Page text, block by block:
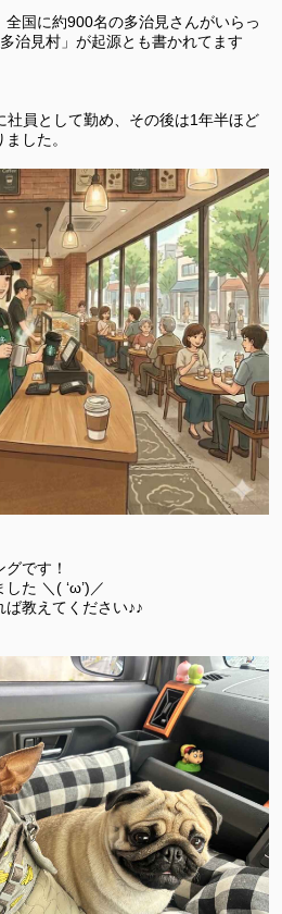
全国に約900名の多治見さんがいらっ
治見村」が起源とも書かれてます
社員として勤め、その後は1年半ほど
した。
です！
た ＼( ‘ω’)／
教えてください♪♪